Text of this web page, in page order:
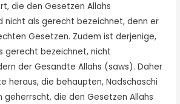
die den Gesetzen Allahs
nicht als gerecht bezeichnet, denn er
Gesetzen. Zudem ist derjenige,
gerecht bezeichnet, nicht
der Gesandte Allahs (saws). Daher
heraus, die behaupten, Nadschaschi
die den Gesetzen Allahs